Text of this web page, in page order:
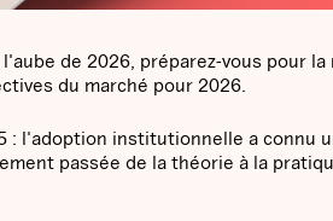
l'aube de 2026, préparez-vous pour
du marché pour 2026.
: l'adoption institutionnelle a connu
passée de la théorie à la